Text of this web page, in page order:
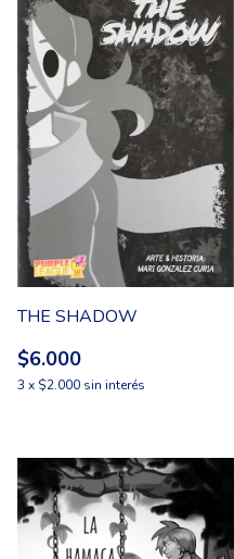
THE SHADOW
$6.000
3 x $2.000 sin interés